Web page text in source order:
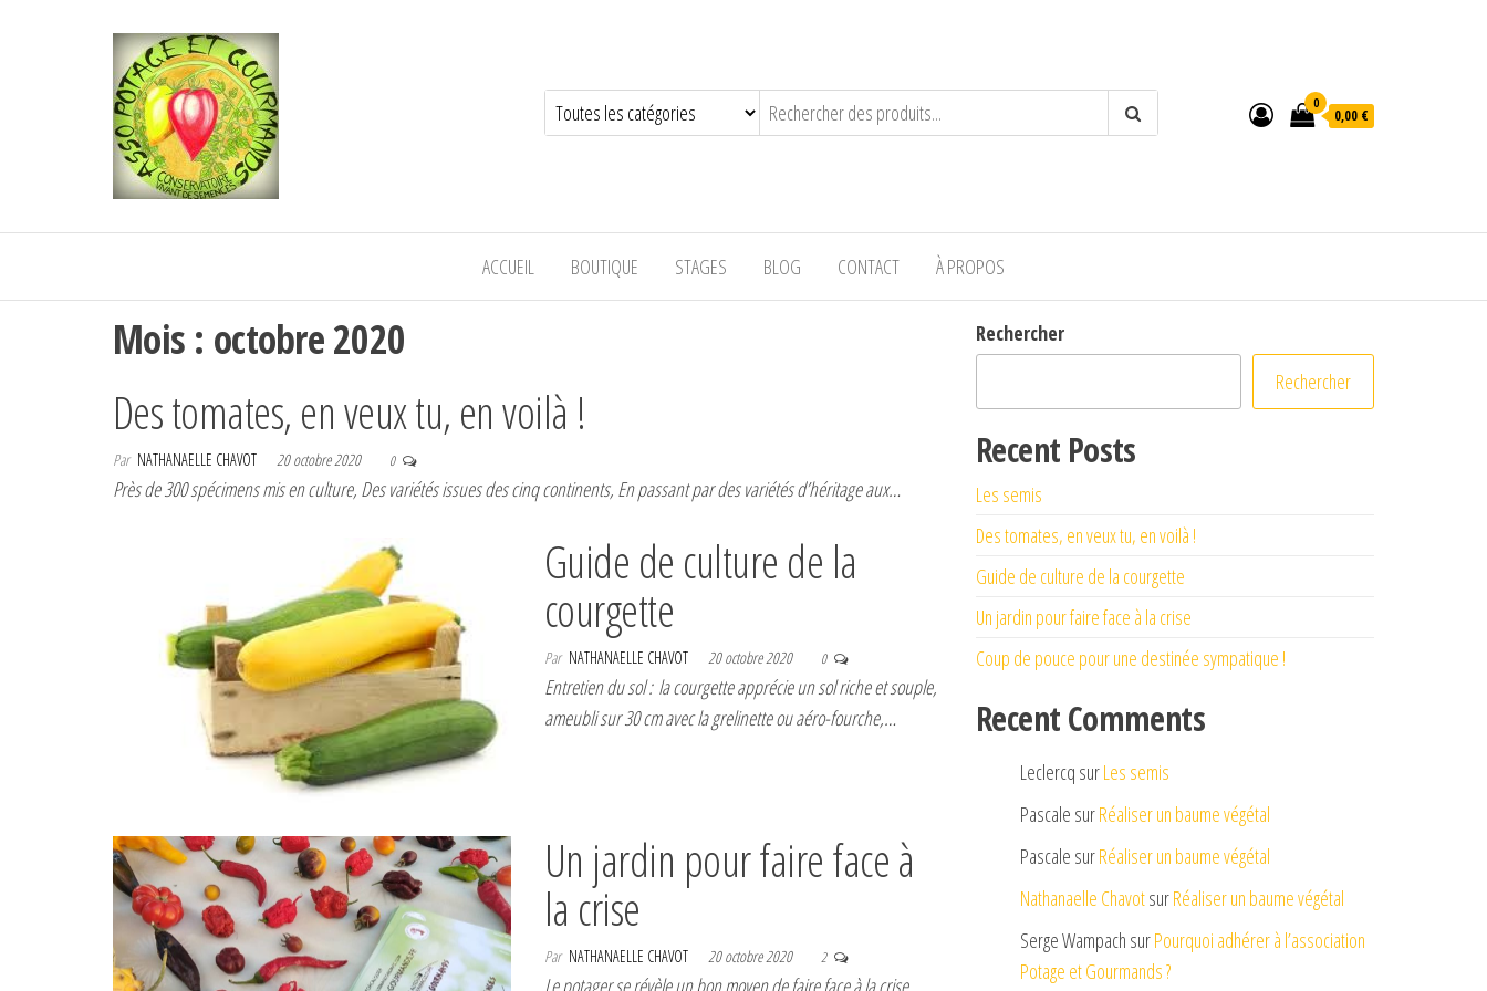
0
0,00 €
ACCUEIL BOUTIQUE STAGES BLOG CONTACT À PROPOS
Mois : octobre 2020
Des tomates, en veux tu, en voilà !
Par NATHANAELLE CHAVOT 20 octobre 2020 0
Près de 300 spécimens mis en culture, Des variétés issues des cinq continents, En passant par des variétés d’héritage aux…
Guide de culture de la
courgette
Par NATHANAELLE CHAVOT 20 octobre 2020 0
Entretien du sol : la courgette apprécie un sol riche et souple,
ameubli sur 30 cm avec la grelinette ou aéro-fourche,…
Un jardin pour faire face à
la crise
Par NATHANAELLE CHAVOT 20 octobre 2020 2
Le potager se révèle un bon moyen de faire face à la crise
Rechercher
Rechercher
Recent Posts
Les semis
Des tomates, en veux tu, en voilà !
Guide de culture de la courgette
Un jardin pour faire face à la crise
Coup de pouce pour une destinée sympatique !
Recent Comments
Leclercq surLes semis
Pascale surRéaliser un baume végétal
Pascale surRéaliser un baume végétal
Nathanaelle ChavotsurRéaliser un baume végétal
Serge Wampach surPourquoi adhérer à l’association
Potage et Gourmands ?